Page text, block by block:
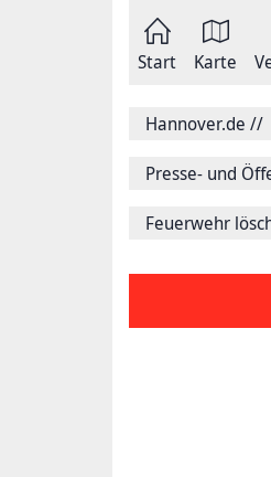
Start Karte
Hannover.de //
Presse- und
Feuerwehr